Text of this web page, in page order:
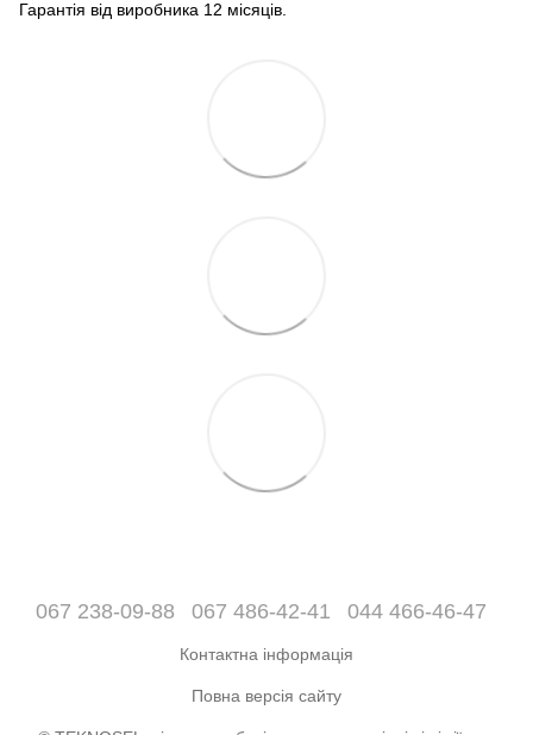
Гарантія від виробника 12 місяців.
067 238-09-88 067 486-42-41 044 466-46-47
Контактна інформація
Повна версія сайту